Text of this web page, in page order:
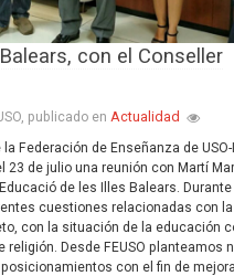
con el Conseller
publicado en Actualidad
Federación de Enseñanza de
23 de julio una reunión con Martí
de les Illes Balears.
cuestiones relacionadas con
con la situación de la educación
religión. Desde FEUSO planteamos
con el fin de